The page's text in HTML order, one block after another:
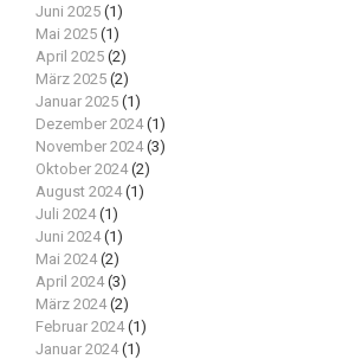
Juni 2025 (1)
Mai 2025 (1)
April 2025 (2)
März 2025 (2)
Januar 2025 (1)
Dezember 2024(1)
November 2024(3)
Oktober 2024(2)
August 2024(1)
Juli 2024(1)
Juni 2024(1)
Mai 2024(2)
April 2024(3)
März 2024(2)
Februar 2024(1)
Januar 2024(1)